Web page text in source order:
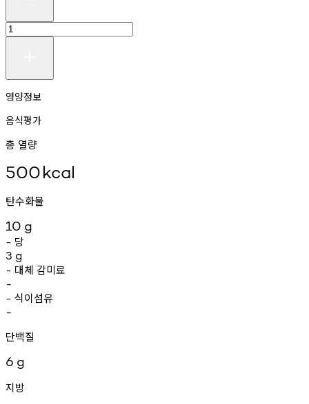
영양정보
음식평가
총 열량
500kcal
탄수화물
10 g
- 당
3 g
- 대체 감미료
-
- 식이섬유
-
단백질
6 g
지방